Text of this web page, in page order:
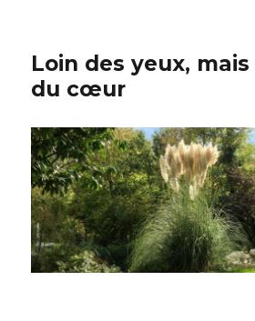
Loin des yeux,
du cœur